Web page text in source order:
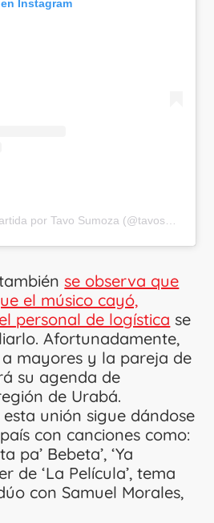
Instagram
se observa que
el músico cayó,
personal de logística se
Afortunadamente,
mayores y la pareja de
su agenda de
de Urabá.
unión sigue dándose
con canciones como:
pa’ Bebeta’, ‘Ya
de ‘La Película’, tema
con Samuel Morales,